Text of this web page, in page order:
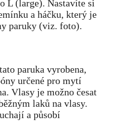
L (large). Nastavíte si
a háčku, který je
paruky (viz. foto).
paruka vyrobena,
určené pro mytí
Vlasy je možno česat
laků na vlasy.
a působí